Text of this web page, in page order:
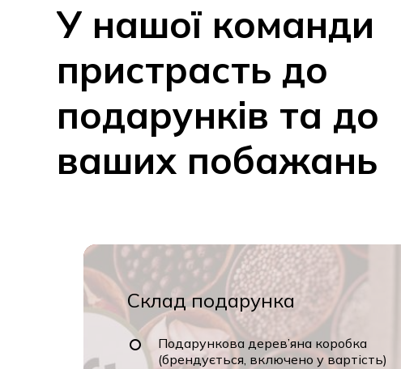
У нашої команди
пристрасть до
подарунків та до
ваших побажань
Склад подарунка
Подарункова дерев’яна коробка
(брендується, включено у вартість)